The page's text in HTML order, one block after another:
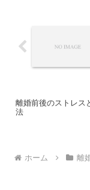
離婚前後のストレス
法
ホーム 離